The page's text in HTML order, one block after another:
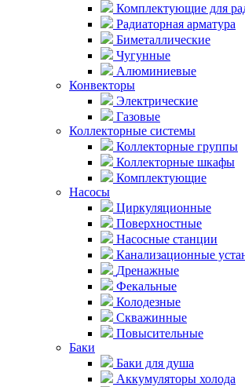
Комплектующие для
Радиаторная арматура
Биметаллические
Чугунные
Алюминиевые
Конвекторы
Электрические
Газовые
Коллекторные системы
Коллекторные группы
Коллекторные шкафы
Комплектующие
Насосы
Циркуляционные
Поверхностные
Насосные станции
Канализационные
Дренажные
Фекальные
Колодезные
Скважинные
Повысительные
Баки
Баки для душа
Аккумуляторы холода